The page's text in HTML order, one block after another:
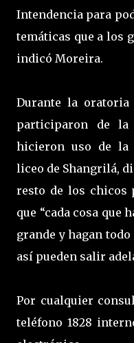
Intendencia para
temáticas que a los
indicó Moreira.
Durante la
participaron de la
hicieron uso de la
liceo de Shangrilá,
resto de los chicos
que “cada cosa que
grande y hagan
así pueden salir
Por cualquier
teléfono 1828